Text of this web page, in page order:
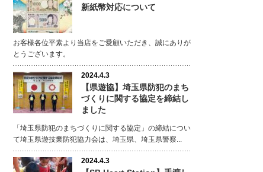
新紙幣対応について
お客様各位平素より当店をご愛顧いただき、誠にありが
とうございます。
2024.4.3
【県遊協】埼玉県防犯のまち
づくりに関する協定を締結し
ました
「埼玉県防犯のまちづくりに関する協定」の締結につい
て埼玉県遊技業防犯協力会は、埼玉県、埼玉県警察...
2024.4.3